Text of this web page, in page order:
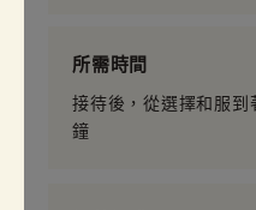
所需時間
接待後，從選擇和服
鐘